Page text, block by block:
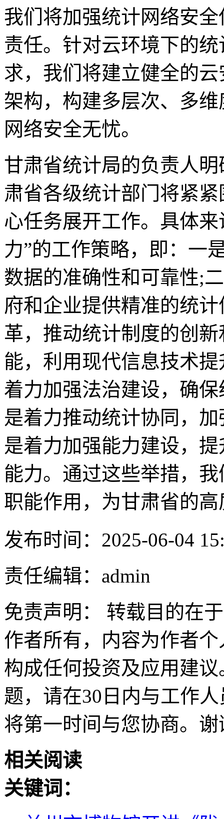
我们将加强统计网络安
责任。针对云环境下的
求，我们将建立健全的
架构，构建多层次、多
网络安全无忧。
甘肃省统计局的负责人
肃省各级统计部门将紧
心任务展开工作。具体
力”的工作策略，即：一
数据的准确性和可靠性;
府和企业提供精准的统
革，推动统计制度的创
能，利用现代信息技术
着力加强法治建设，确
是着力推动统计协同，
是着力加强能力建设，
能力。通过这些举措，
职能作用，为甘肃省的
发布时间：2025-06-04
责任编辑：admin
免责声明： 转载目的在
作者所有，内容为作者
构成任何投资及应用建
题，请在30日内与工作
将第一时间与您协商。
相关阅读
关键词：